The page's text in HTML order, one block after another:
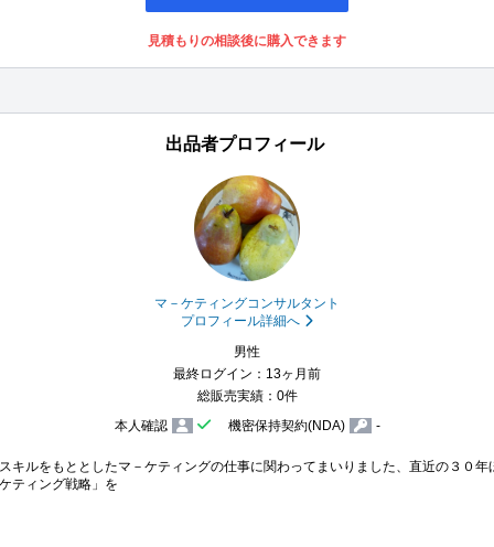
見積もりの相談後に購入できます
出品者プロフィール
マ－ケティングコンサルタント
プロフィール詳細へ
男性
最終ログイン：13ヶ月前
総販売実績：0件
本人確認
機密保持契約(NDA) -
キルをもととしたマ－ケティングの仕事に関わってまいりました、直近の３０
ティング戦略」を